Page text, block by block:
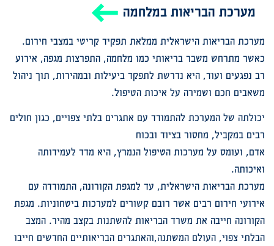
מערכת הבריאות במלחמה
מערכת הבריאות הישראלית ממלאת תפקיד קריטי במצבי חירום.
כאשר מתרחש משבר בריאותי כמו מלחמה, התפרצות מגפה, אירוע
רב נפגעים ועוד, היא נדרשת לתפקד ביעילות ובמהירות, תוך ניהול
משאבים חכם ושמירה על איכות הטיפול.
יכולתה של המערכת להתמודד עם אתגרים בלתי צפויים, כגון חולים
רבים במקביל, מחסור בציוד ובכוח
אדם, ועומס על מערכות הטיפול הנמרץ, היא מדד לעמידותה
ואיכותה.
מערכת הבריאות הישראלית, עד למגפת הקורונה, התמודדה עם
אירועי חירום רבים אשר רובם קשורים למערכות ביטחוניות. מגפת
הקורונה חייבה את משרד הבריאות להשתנות בקצב מהיר. המצב
הבלתי צפוי, העולם המשתנה,והאתגרים הבריאותיים החדשים חייבו